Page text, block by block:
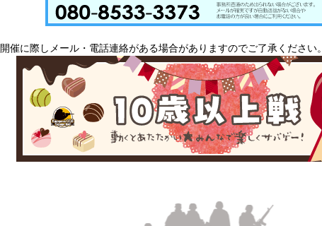
開催に際しメール・電話連絡がある場合がありますのでご了承ください。